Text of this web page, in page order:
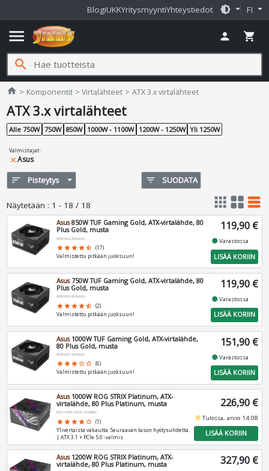
BlogiUKKYritysmyyntiYhteystiedot brightness_medium FI
menu person shopping_cart
search
home Jimms.fi
Komponentit Virtalähteet ATX 3.x virtalähteet
ATX 3.x virtalähteet
Alle 750W 750W 850W 1000W - 1100W 1200W - 1250W Yli 1250W
Valmistajat:
closeAsus
sort Pisteytys filter_list SUODATA
Näytetään : 1 - 18 / 18 apps grid_view table_rows
Asus850W TUF Gaming Gold, ATX-virtalähde, 80
Plus Gold, musta
90YE00S2-B0NA00
star star star star star_half (17)
Valmistettu pitkään juoksuun!
119,90 €
fiber_manual_recordVarastossa
LISÄÄ KORIIN
Asus750W TUF Gaming Gold, ATX-virtalähde, 80
Plus Gold, musta
90YE00S3-B0NA00
star star star star star_half (2)
Valmistettu pitkään juoksuun!
119,90 €
fiber_manual_recordVarastossa
LISÄÄ KORIIN
Asus1000W TUF Gaming Gold, ATX-virtalähde,
80 Plus Gold, musta
90YE00S1-B0NA00
star star star star_border star_border (6)
Valmistettu pitkään juoksuun!
151,90 €
fiber_manual_recordVarastossa
LISÄÄ KORIIN
Asus1000W ROG STRIX Platinum, ATX-
virtalähde, 80 Plus Platinum, musta
ROG-STRIX-1000P-GAMING
star star star star star_border (1)
Ylivertaista vakautta. Seuraavan tason hyötysuhdetta.
| ATX 3.1 + PCIe 5.0 -valmis
226,90 €
fiber_manual_recordTulossa, arvio 14.08
LISÄÄ KORIIN
Asus1200W ROG STRIX Platinum, ATX-
virtalähde, 80 Plus Platinum, musta
327,90 €